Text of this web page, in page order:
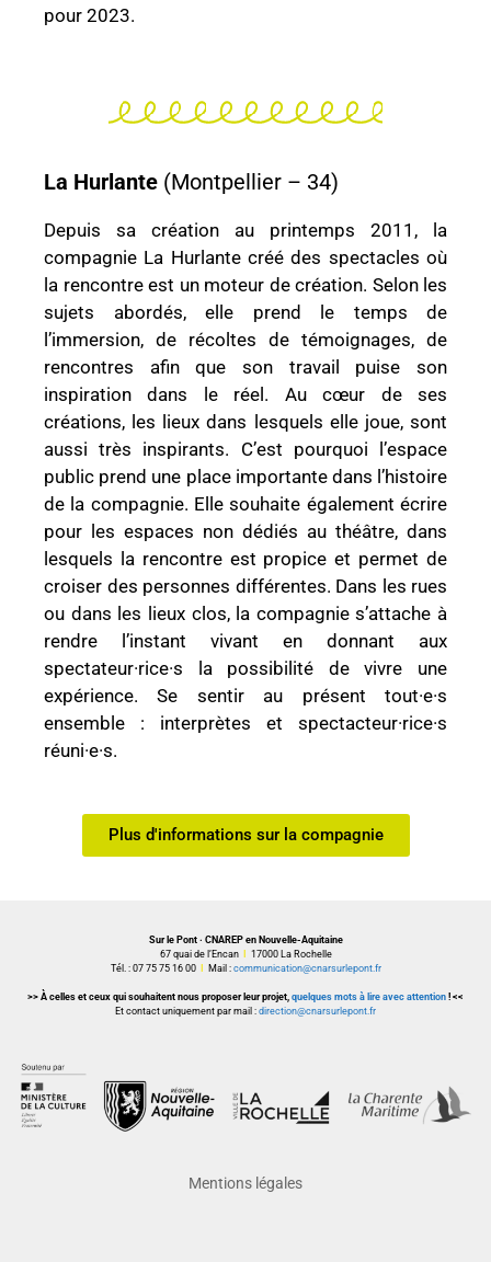
pour 2023.
La Hurlante (Montpellier – 34)
Depuis sa création au printemps 2011, la
compagnie La Hurlante créé des spectacles où
la rencontre est un moteur de création. Selon les
sujets abordés, elle prend le temps de
l’immersion, de récoltes de témoignages, de
rencontres afin que son travail puise son
inspiration dans le réel. Au cœur de ses
créations, les lieux dans lesquels elle joue, sont
aussi très inspirants. C’est pourquoi l’espace
public prend une place importante dans l’histoire
de la compagnie. Elle souhaite également écrire
pour les espaces non dédiés au théâtre, dans
lesquels la rencontre est propice et permet de
croiser des personnes différentes. Dans les rues
ou dans les lieux clos, la compagnie s’attache à
rendre l’instant vivant en donnant aux
spectateur·rice·s la possibilité de vivre une
expérience. Se sentir au présent tout·e·s
ensemble : interprètes et spectacteur·rice·s
réuni·e·s.
Plus d'informations sur la compagnie
Sur le Pont · CNAREP en Nouvelle-Aquitaine
67 quai de l’Encan
17000 La Rochelle
Tél. : 07 75 75 16 00
Mail : communication@cnarsurlepont.fr
>> À celles et ceux qui souhaitent nous proposer leur projet, quelques mots à lire avec attention ! <<
Et contact uniquement par mail : direction@cnarsurlepont.fr
Mentions légales